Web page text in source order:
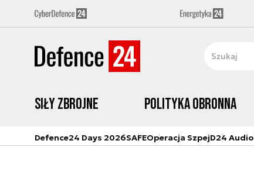
Siły zbrojne Polityka obronna
Defence24 Days 2026SAFEOperacja SzpejD24 Audio